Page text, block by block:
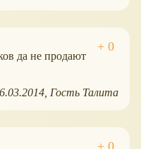
да не продают
Гость Талита